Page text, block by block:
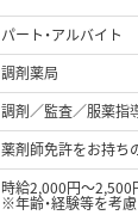
パート・アルバイト
調剤薬局
調剤／監査／服薬指
薬剤師免許をお持ち
時給2,000円～2,500
※年齢・経験等を考慮